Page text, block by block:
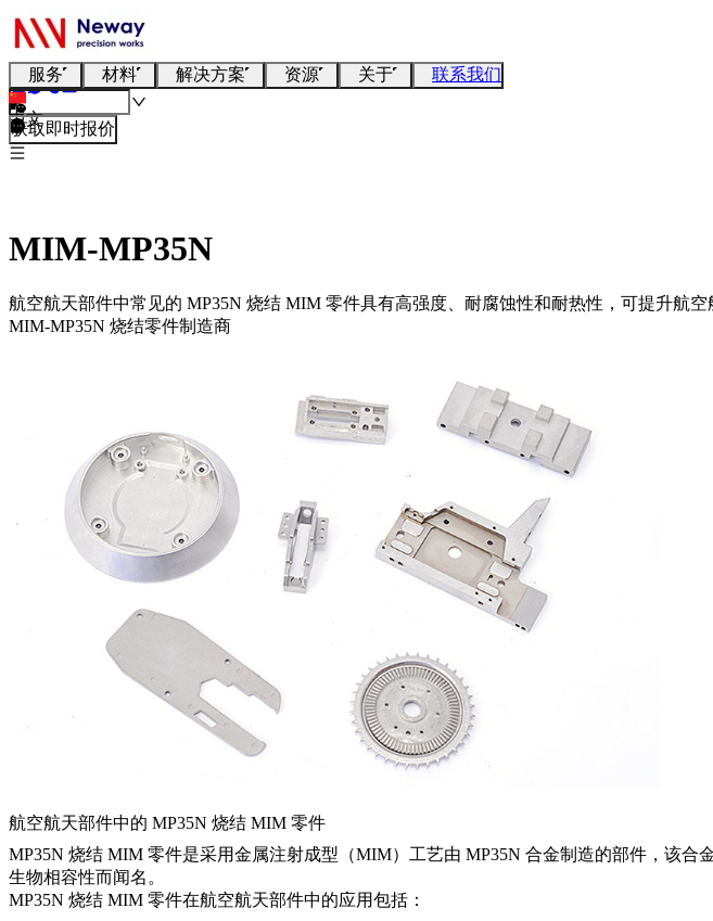
服务 材料 解决方案 资源 关于 联系我们
中文
获取即时报价
MIM-MP35N
航空航天部件中常见的 MP35N 烧结 MIM 零件具有高强度、耐腐蚀性和耐热性，可提升航空
MIM-MP35N 烧结零件制造商
航空航天部件中的 MP35N 烧结 MIM 零件
MP35N 烧结 MIM 零件是采用金属注射成型（MIM）工艺由 MP35N 合金制造的部件，该
生物相容性而闻名。
MP35N 烧结 MIM 零件在航空航天部件中的应用包括：